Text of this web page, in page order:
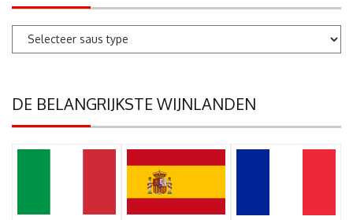
DE BELANGRIJKSTE WIJNLANDEN